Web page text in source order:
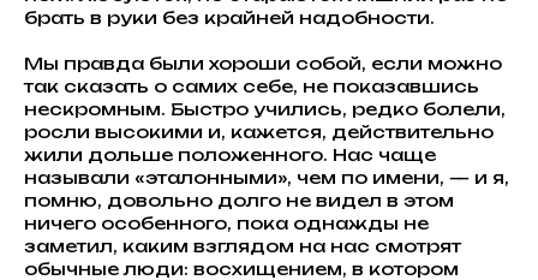
брать в руки без крайней надобности.
Мы правда были хороши собой, если можно
так сказать о самих себе, не показавшись
нескромным. Быстро учились, редко болели,
росли высокими и, кажется, действительно
жили дольше положенного. Нас чаще
называли «эталонными», чем по имени, — и я,
помню, довольно долго не видел в этом
ничего особенного, пока однажды не
заметил, каким взглядом на нас смотрят
обычные люди: восхищением, в котором